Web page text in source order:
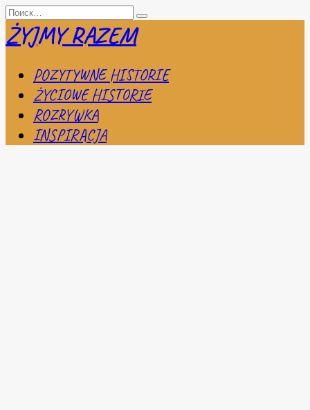
Перейти
к
содержанию
Search
for:
ŻYJMY RAZEM
POZYTYWNE HISTORIE
ŻYCIOWE HISTORIE
ROZRYWKA
INSPIRACJA